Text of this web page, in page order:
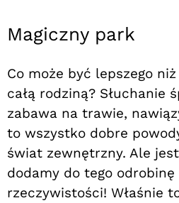
Magiczny park
Co może być lepszego
całą rodziną? Słuchanie
zabawa na trawie,
to wszystko dobre
świat zewnętrzny. Ale
dodamy do tego odrobinę
rzeczywistości! Właśnie